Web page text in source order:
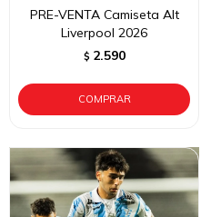
PRE-VENTA Camiseta Alt
Liverpool 2026
$ 2.590